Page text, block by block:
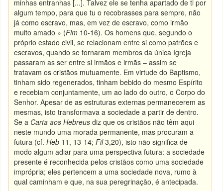
minhas entranhas [...]. Talvez ele se tenha apartado de ti por
algum tempo, para que tu o recobrasses para sempre, não
já como escravo, mas, em vez de escravo, como irmão
muito amado » (Flm 10-16). Os homens que, segundo o
próprio estado civil, se relacionam entre si como patrões e
escravos, quando se tornaram membros da única Igreja
passaram as ser entre si irmãos e irmãs – assim se
tratavam os cristãos mutuamente. Em virtude do Baptismo,
tinham sido regenerados, tinham bebido do mesmo Espírito
e recebiam conjuntamente, um ao lado do outro, o Corpo do
Senhor. Apesar de as estruturas externas permanecerem as
mesmas, isto transformava a sociedade a partir de dentro.
Se a Carta aos Hebreus diz que os cristãos não têm aqui
neste mundo uma morada permanente, mas procuram a
futura (cf. Heb 11, 13-14; Fil3,20), isto não significa de
modo algum adiar para uma perspectiva futura: a sociedade
presente é reconhecida pelos cristãos como uma sociedade
imprópria; eles pertencem a uma sociedade nova, rumo à
qual caminham e que, na sua peregrinação, é antecipada.